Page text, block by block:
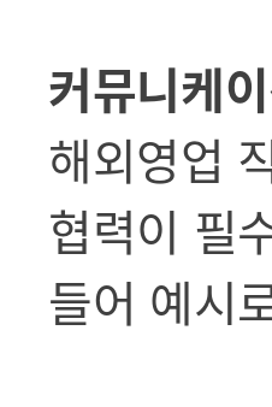
커뮤니케
해외영업
협력이 필
들어 예시